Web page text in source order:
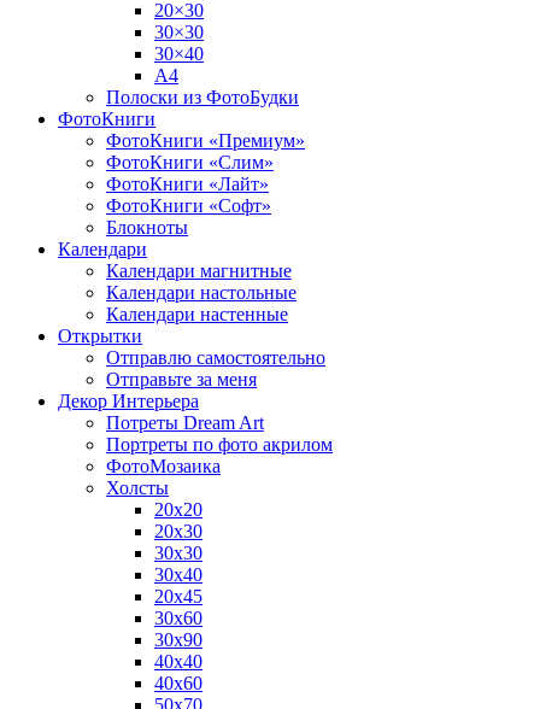
20×30
30×30
30×40
A4
Полоски из ФотоБудки
ФотоКниги
ФотоКниги «Премиум»
ФотоКниги «Слим»
ФотоКниги «Лайт»
ФотоКниги «Софт»
Блокноты
Календари
Календари магнитные
Календари настольные
Календари настенные
Открытки
Отправлю самостоятельно
Отправьте за меня
Декор Интерьера
Потреты Dream Art
Портреты по фото акрилом
ФотоМозаика
Холсты
20х20
20х30
30х30
30х40
20х45
30х60
30х90
40х40
40х60
50х70